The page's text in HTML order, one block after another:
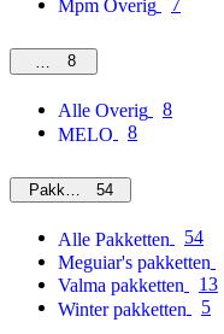
Mpm Overig
Overig
8
Alle Overig
8
MELO
8
Pakketten54
Alle Pakketten
54
Meguiar's pakketten
Valma pakketten
13
Winter pakketten
5